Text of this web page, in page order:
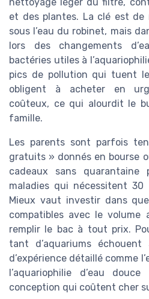
et des plantes. La clé est
sous l’eau du robinet, mais
lors des changements
bactéries utiles à
pics de pollution qui tuent
obligent à acheter en
coûteux, ce qui alourdit le
famille.
Les parents sont parfois
gratuits » donnés en bourse
cadeaux sans quarantaine
maladies qui nécessitent
Mieux vaut investir dans
compatibles avec le
remplir le bac à tout prix.
tant d’aquariums
d’expérience détaillé comme
l’aquariophilie d’eau
conception qui coûtent cher